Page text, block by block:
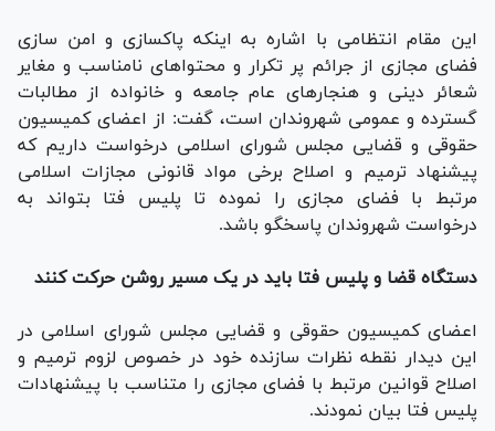
این مقام انتظامی با اشاره به اینکه پاکسازی و امن سازی
فضای مجازی از جرائم پر تکرار و محتوا‌های نامناسب و مغایر
شعائر دینی و هنجار‌های عام جامعه و خانواده از مطالبات
گسترده و عمومی شهروندان است، گفت: از اعضای کمیسیون
حقوقی و قضایی مجلس شورای اسلامی درخواست داریم که
پیشنهاد ترمیم و اصلاح برخی مواد قانونی مجازات اسلامی
مرتبط با فضای مجازی را نموده تا پلیس فتا بتواند به
درخواست شهروندان پاسخگو باشد.
دستگاه قضا و پلیس فتا باید در یک مسیر روشن حرکت کنند
اعضای کمیسیون حقوقی و قضایی مجلس شورای اسلامی در
این دیدار نقطه نظرات سازنده خود در خصوص لزوم ترمیم و
اصلاح قوانین مرتبط با فضای مجازی را متناسب با پیشنهادات
پلیس فتا بیان نمودند.